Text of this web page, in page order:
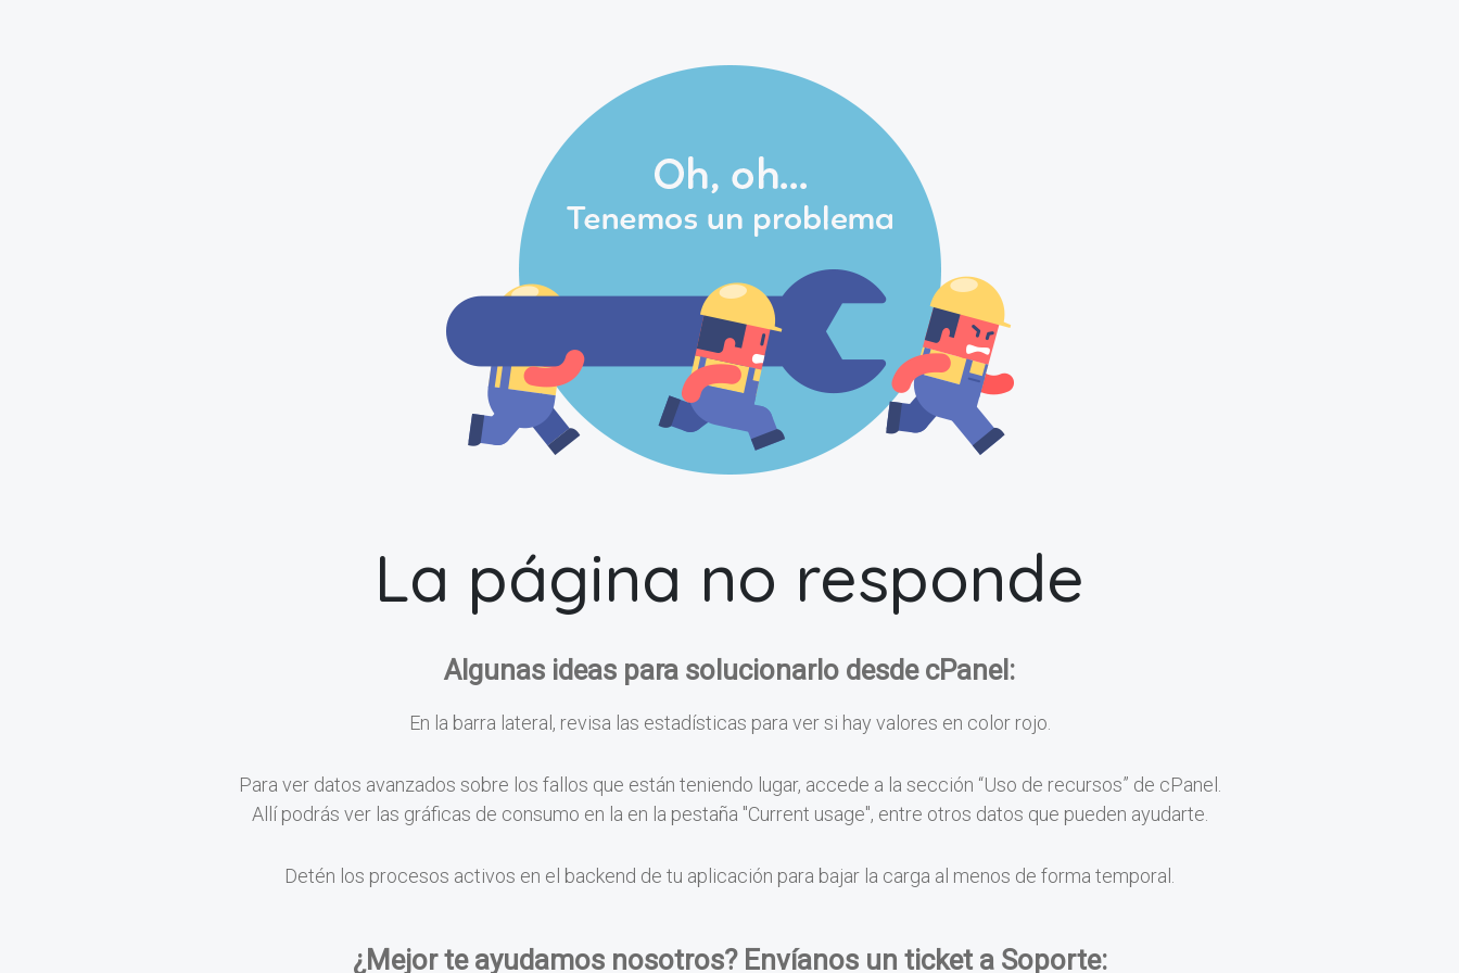
La página no responde
Algunas ideas para solucionarlo desde cPanel:
En la barra lateral, revisa las estadísticas para ver si hay valores en color rojo.
Para ver datos avanzados sobre los fallos que están teniendo lugar, accede a la sección “Uso de recursos” de cPanel.
Allí podrás ver las gráficas de consumo en la en la pestaña "Current usage", entre otros datos que pueden ayudarte.
Detén los procesos activos en el backend de tu aplicación para bajar la carga al menos de forma temporal.
¿Mejor te ayudamos nosotros? Envíanos un ticket a Soporte: